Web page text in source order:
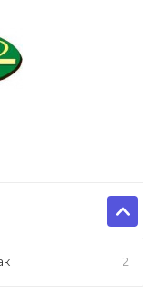
2